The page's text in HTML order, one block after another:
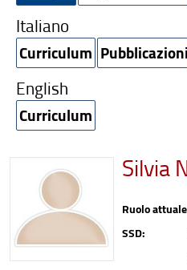
Italiano
Curriculum Pubblicazioni
English
Curriculum
Silvia
Ruolo
SSD: